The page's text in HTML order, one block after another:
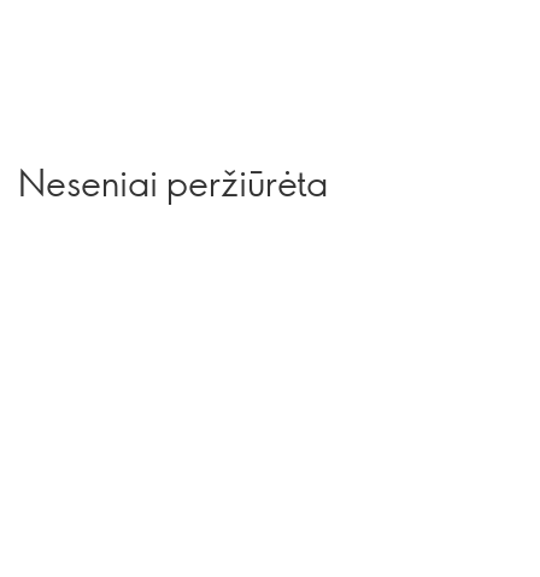
Neseniai peržiūrėta